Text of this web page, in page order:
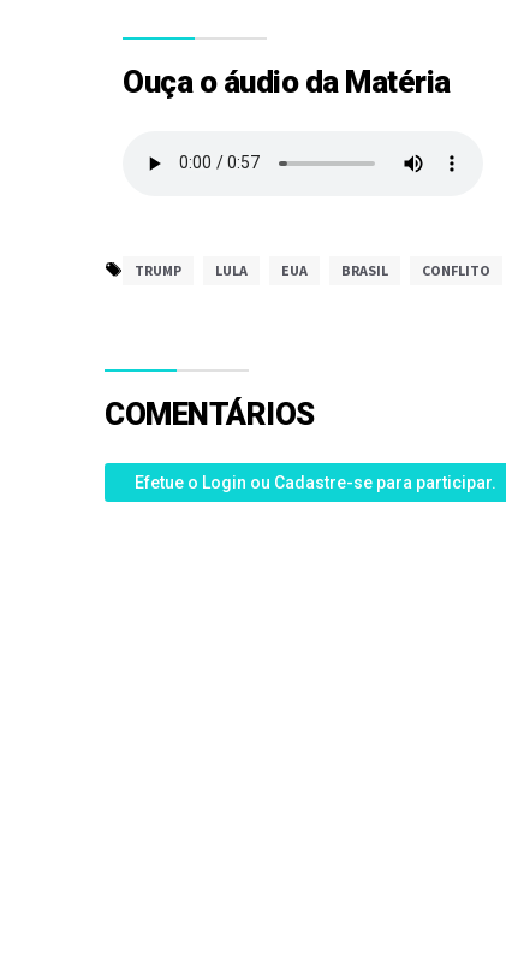
Ouça o áudio da Matéria
TRUMP LULA EUA BRASIL CONFLITO
COMENTÁRIOS
Efetue o Login ou Cadastre-se para participar.